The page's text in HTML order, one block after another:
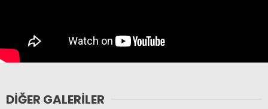
DIĞER GALERILER